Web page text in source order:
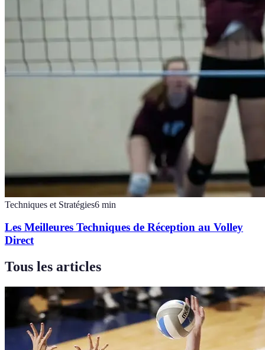
Techniques et Stratégies6 min
Les Meilleures Techniques de Réception au Volley
Direct
Tous les articles